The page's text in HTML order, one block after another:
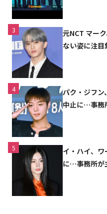
3
元NCT マー
ない姿に注
4
パク・ジフン
中止に…事務
5
イ・ハイ、
に…事務所が